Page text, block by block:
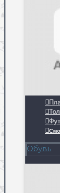
Обувь